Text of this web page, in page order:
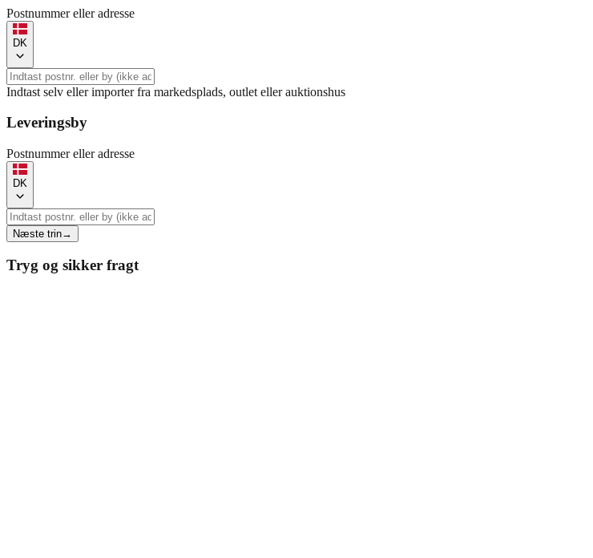
Postnummer eller adresse
DK
Indtast selv eller importer fra markedsplads, outlet eller auktionshus
Leveringsby
Postnummer eller adresse
DK
Næste trin→
Tryg og sikker fragt